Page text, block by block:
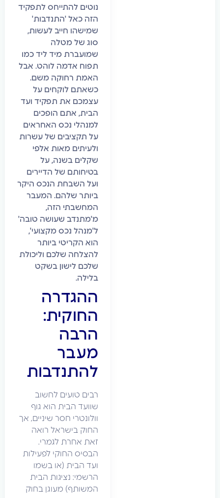
נוטים להתייחס לתפקיד
הזה כאל 'התנדבות'
שמישהו חייב לעשות,
סוג של מטלה
שמועברת מיד ליד כמו
תפוח אדמה לוהט. אבל
האמת רחוקה משם.
כשאתם לוקחים על
עצמכם את תפקיד ועד
הבית, אתם הופכים
למנהלי נכס האחראים
על תקציבים של עשרות
ולעיתים מאות אלפי
שקלים בשנה, על
בטיחותם של הדיירים
ועל השבחת הנכס היקר
ביותר שלהם. המעבר
המחשבתי הזה,
מ'מתנדב שעושה טובה'
ל'מנהל נכס מקצועי',
הוא הקריטי ביותר
להצלחה שלכם וליכולת
שלכם לישון בשקט
ההגדרה
החוקית:
מעבר
להתנדבות
רבים טועים לחשוב
שוועד הבית הוא גוף
וולונטרי חסר שיניים, אך
החוק בישראל רואה
זאת אחרת לגמרי.
הבסיס החוקי לפעילות
ועד הבית (או בשמו
הרשמי: נציגות הבית
המשותף) מעוגן בחוק